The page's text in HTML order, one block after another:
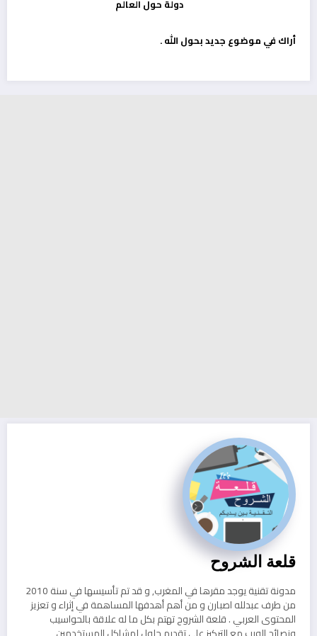
أراك في موضوع جديد بحول الله .
قلعة الشروح
مدونة تقنية يوجد مقرها في المغرب, و قد تم تأسيسها في سنة 2010
من طرف عبدلله اصبارن و من أهم أهدفها المساهمة في إثراء و تعزيز
المحتوى العربي . قلعة الشروح تهتم بكل ما له علاقة بالحواسيب